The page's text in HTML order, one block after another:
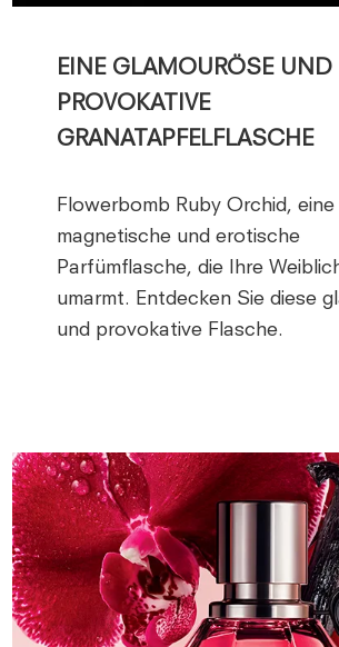
EINE GLAMOURÖSE UND
PROVOKATIVE
GRANATAPFELFLASCHE
Flowerbomb Ruby Orchid, eine
magnetische und erotische
Parfümflasche, die Ihre
umarmt. Entdecken Sie diese
und provokative Flasche.